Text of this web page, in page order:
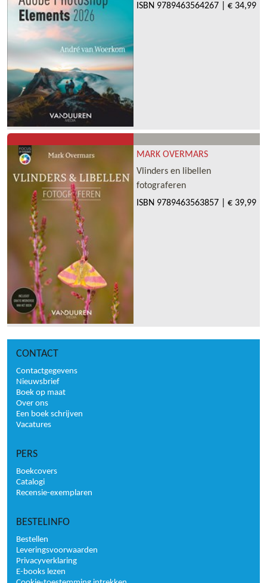
ISBN 9789463564267 € 34,99
MARK OVERMARS
Vlinders en libellen
fotograferen
ISBN 9789463563857 € 39,99
CONTACT
Contactgegevens
Nieuwsbrief
Boek op maat
Over ons
Een boek schrijven
Vacatures
PERS
Boekcovers
Catalogi
Recensie-exemplaren
BESTELINFO
Bestellen
Leveringsvoorwaarden
Privacyverklaring
E-books lezen